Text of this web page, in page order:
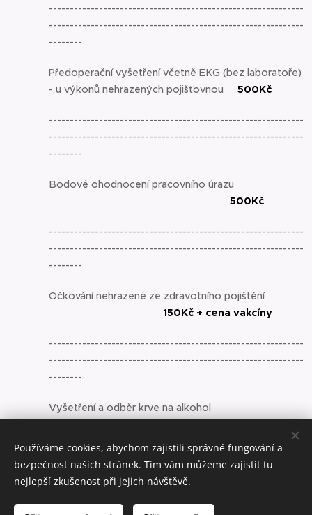
-------------------------------------------------------------
-------------------------------------------------------------
--------
Předoperační vyšetření včetně EKG (bez laboratoře)
- u výkonů nehrazených pojišťovnou 500Kč
-------------------------------------------------------------
-------------------------------------------------------------
--------
Bodové ohodnocení pracovního úrazu
500Kč
-------------------------------------------------------------
-------------------------------------------------------------
--------
Očkování nehrazené ze zdravotního pojištění
150Kč + cena vakcíny
-------------------------------------------------------------
-------------------------------------------------------------
--------
Vyšetření a odběr krve na alkohol
Používáme cookies, abychom zajistili správné fungování a
bezpečnost našich stránek. Tím vám můžeme zajistit tu
nejlepší zkušenost při jejich návštěvě.